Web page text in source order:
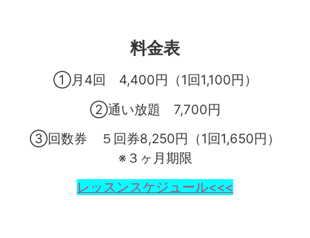
料金表
①月4回 4,400円（1回1,100円）
②通い放題 7,700円
③回数券 ５回券8,250円（1回1,650円）
※３ヶ月期限
レッスンスケジュール<<<